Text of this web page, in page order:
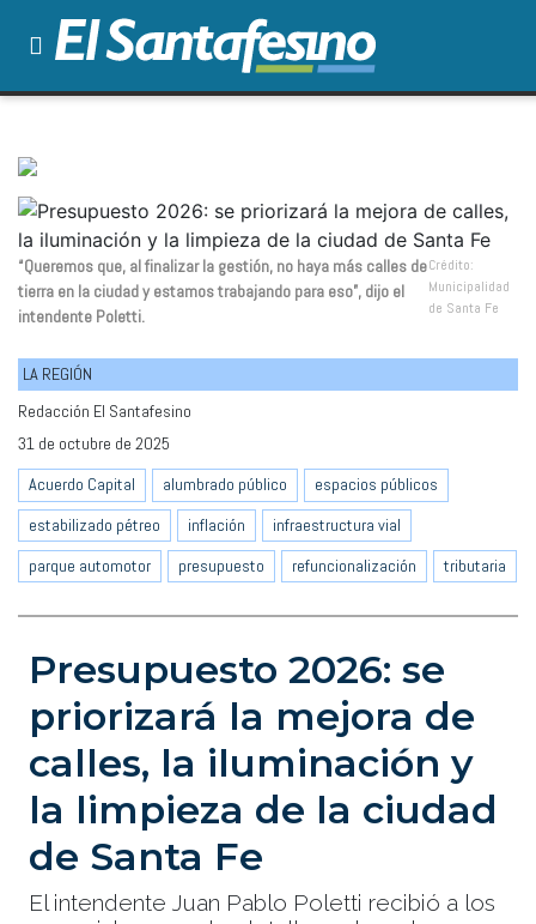
“Queremos que, al finalizar la gestión, no haya más calles de
tierra en la ciudad y estamos trabajando para eso”, dijo el
intendente Poletti.
Crédito:
Municipalidad
de Santa Fe
LA REGIÓN
Redacción El Santafesino
31 de octubre de 2025
Acuerdo Capital
alumbrado público
espacios públicos
estabilizado pétreo
inflación
infraestructura vial
parque automotor
presupuesto refuncionalización tributaria
Presupuesto 2026: se
priorizará la mejora de
calles, la iluminación y
la limpieza de la ciudad
de Santa Fe
El intendente Juan Pablo Poletti recibió a los